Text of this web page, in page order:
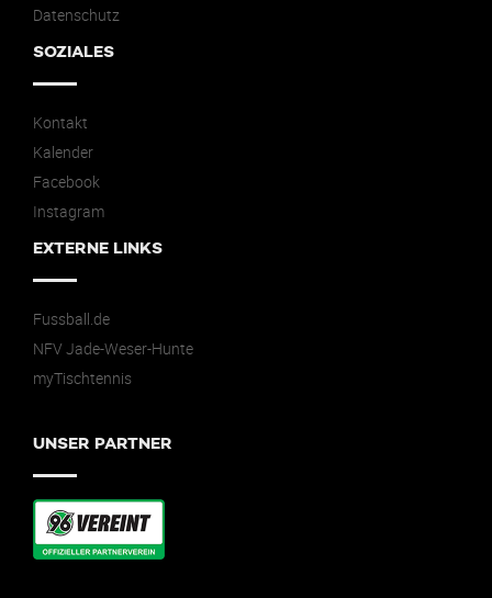
Datenschutz
SOZIALES
Kontakt
Kalender
Facebook
Instagram
EXTERNE LINKS
Fussball.de
NFV Jade-Weser-Hunte
myTischtennis
UNSER PARTNER